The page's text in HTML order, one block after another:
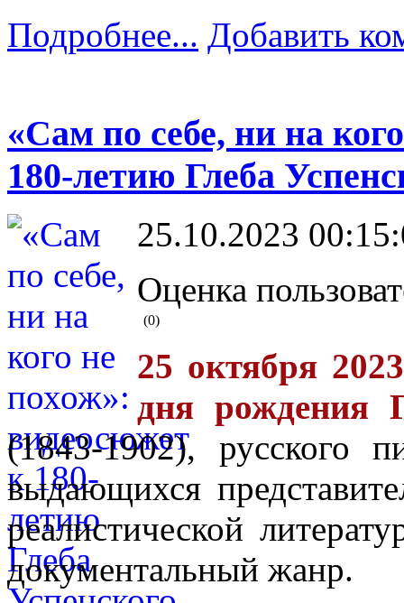
Подробнее... Добавить
«Сам по себе, ни на
180-летию Глеба
25.10.2023
Оценка
(0)
25 октября
дня рождения
(1843-1902), русского
выдающихся
реалистической
документальный жанр.